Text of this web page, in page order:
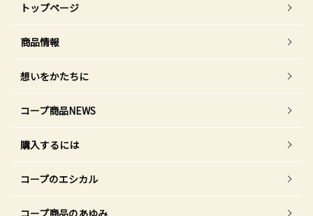
トップページ
商品情報
想いをかたちに
コープ商品NEWS
購入するには
コープのエシカル